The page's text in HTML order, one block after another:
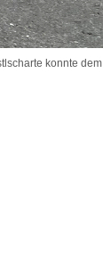
konnte dem